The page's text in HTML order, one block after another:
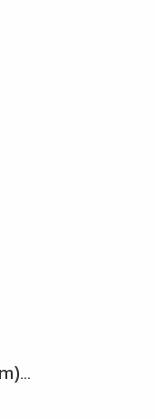
เลเซอร์วัดระยะ K1 (30m) KAPRO รุ่น 383 Kaprometer™